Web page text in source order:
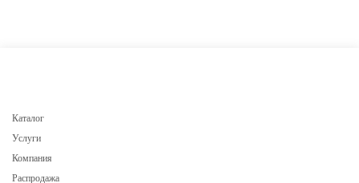
Каталог
Услуги
Компания
Распродажа